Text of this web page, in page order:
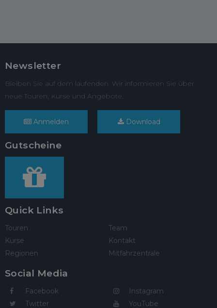
Newsletter
Bleiben Sie auf dem laufenden. Wir informieren Sie über
neue Touren, Kurse und Angebote.
Anmelden Download
Gutscheine
Quick Links
Touren
Kurse
Regionen
Team
Kontakt
Mitfahrzentrale
Social Media
Facebook
Twitter
Instagram
YouTube